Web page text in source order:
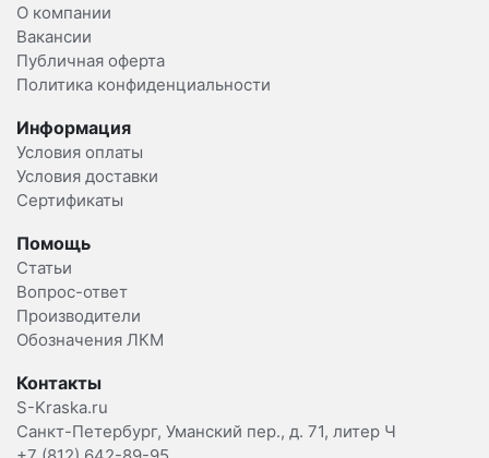
О компании
Вакансии
Публичная оферта
Политика конфиденциальности
Информация
Условия оплаты
Условия доставки
Сертификаты
Помощь
Статьи
Вопрос-ответ
Производители
Обозначения ЛКМ
Контакты
S-Kraska.ru
Санкт-Петербург, Уманский пер., д. 71, литер Ч